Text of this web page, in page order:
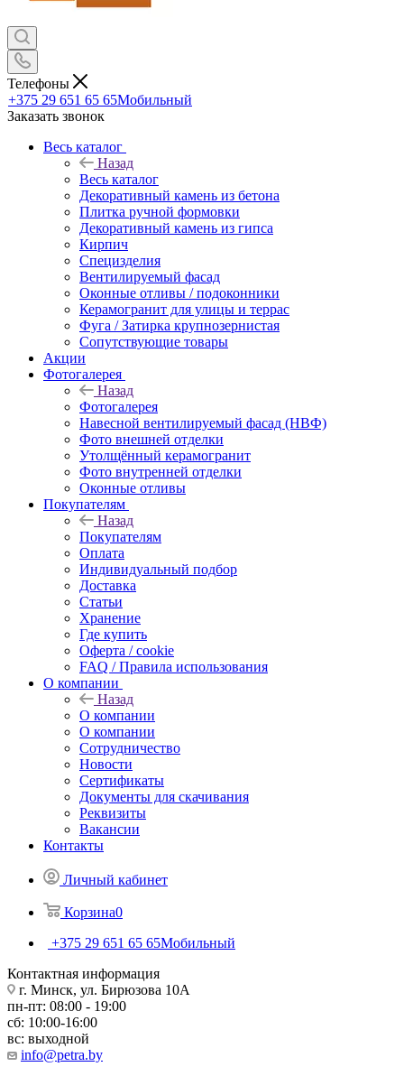
Телефоны
+375 29 651 65 65Мобильный
Заказать звонок
Весь каталог
Назад
Весь каталог
Декоративный камень из бетона
Плитка ручной формовки
Декоративный камень из гипса
Кирпич
Специзделия
Вентилируемый фасад
Оконные отливы / подоконники
Керамогранит для улицы и террас
Фуга / Затирка крупнозернистая
Сопутствующие товары
Акции
Фотогалерея
Назад
Фотогалерея
Навесной вентилируемый фасад (НВФ)
Фото внешней отделки
Утолщённый керамогранит
Фото внутренней отделки
Оконные отливы
Покупателям
Назад
Покупателям
Оплата
Индивидуальный подбор
Доставка
Статьи
Хранение
Где купить
Оферта / cookie
FAQ / Правила использования
О компании
Назад
О компании
О компании
Сотрудничество
Новости
Сертификаты
Документы для скачивания
Реквизиты
Вакансии
Контакты
Личный кабинет
Корзина0
+375 29 651 65 65Мобильный
Контактная информация
г. Минск, ул. Бирюзова 10А
пн-пт: 08:00 - 19:00
сб: 10:00-16:00
вс: выходной
info@petra.by